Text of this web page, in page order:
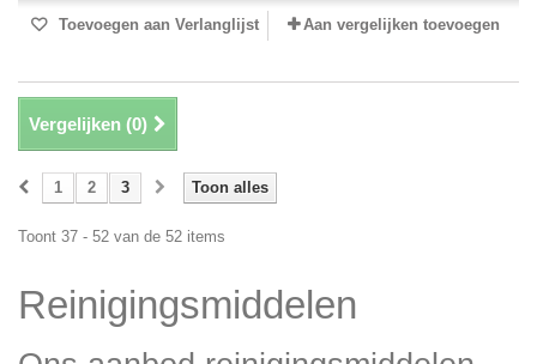
Toevoegen aan Verlanglijst Aan vergelijken toevoegen
Vergelijken (0)
Toon alles
1 2 3
Toont 37 - 52 van de 52 items
Reinigingsmiddelen